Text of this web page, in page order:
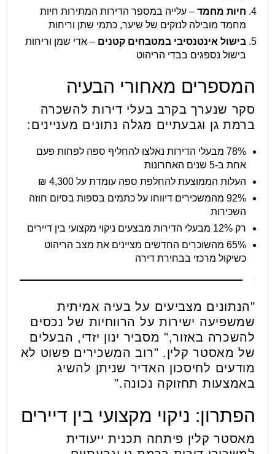
חיות מחמד – עלייה במספר הדירות המתירות חיות
מחמד מובילה לנזקים של שיער, כתמי שתן וריחות
בישול אינטנסיבי במטבחים קטנים – אדי שמן וריחות
בישול נספגים בבדי הריהוט
המספרים מאחורי הבעיה
סקר שנערך בקרב בעלי דירות להשכרה
ברמת גן וגבעתיים מגלה נתונים מעניינים:
78% מבעלי הדירות נאלצו להחליף ספה לפחות פעם
אחת ב-5 שנים האחרונות
העלות הממוצעת להחלפת ספה עומדת על 4,300 ₪
92% מהמשכירים דיווחו על כתמים בספות בסיום חוזה
השכירות
רק 12% מבעלי הדירות מבצעים ניקוי מקצועי בין דיירים
65% מהשוכרים החדשים מציינים את מצב הריהוט
כשיקול מרכזי בבחירת דירה
"הנתונים מצביעים על בעיה אמיתית
שמשפיעה ישירות על הרווחיות של נכסים
להשכרה באזור," מסביר ינון יזדי, הבעלים
של מאסטר קלין. "רוב המשכירים פשוט לא
מודעים לחיסכון האדיר שניתן להשיג
באמצעות תחזוקה נכונה."
הפתרון: ניקוי מקצועי בין דיירים
מאסטר קלין פיתחה תכנית ייעודית